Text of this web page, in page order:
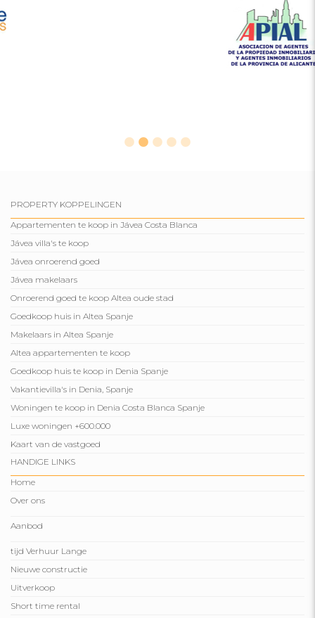
PROPERTY KOPPELINGEN
Appartementen te koop in Jávea Costa Blanca
Jávea villa's te koop
Jávea onroerend goed
Jávea makelaars
Onroerend goed te koop Altea oude stad
Goedkoop huis in Altea Spanje
Makelaars in Altea Spanje
Altea appartementen te koop
Goedkoop huis te koop in Denia Spanje
Vakantievilla's in Denia, Spanje
Woningen te koop in Denia Costa Blanca Spanje
Luxe woningen +600.000
Kaart van de vastgoed
HANDIGE LINKS
Home
Over ons
Aanbod
tijd Verhuur Lange
Nieuwe constructie
Uitverkoop
Short time rental